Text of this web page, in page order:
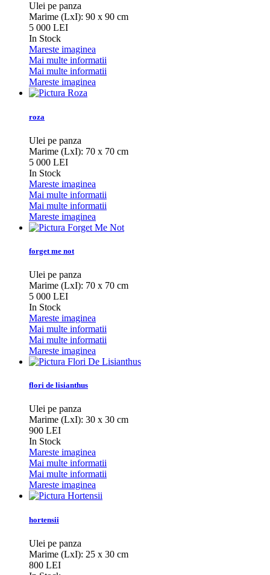
Ulei pe panza
Marime (LxI): 90 x 90 cm
5 000 LEI
In Stock
Mareste imaginea
Mai multe informatii
Mai multe informatii
Mareste imaginea
roza
Ulei pe panza
Marime (LxI): 70 x 70 cm
5 000 LEI
In Stock
Mareste imaginea
Mai multe informatii
Mai multe informatii
Mareste imaginea
forget me not
Ulei pe panza
Marime (LxI): 70 x 70 cm
5 000 LEI
In Stock
Mareste imaginea
Mai multe informatii
Mai multe informatii
Mareste imaginea
flori de lisianthus
Ulei pe panza
Marime (LxI): 30 x 30 cm
900 LEI
In Stock
Mareste imaginea
Mai multe informatii
Mai multe informatii
Mareste imaginea
hortensii
Ulei pe panza
Marime (LxI): 25 x 30 cm
800 LEI